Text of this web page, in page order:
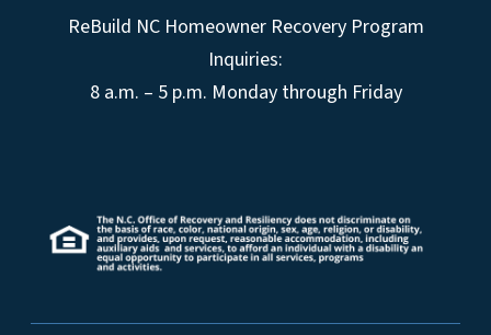
ReBuild NC Homeowner Recovery Program
Inquiries:
8 a.m. – 5 p.m. Monday through Friday